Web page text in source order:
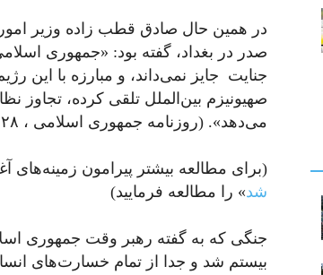
در همین حال صادق قطب زاده وزیر
صدر در بغداد، گفته بود: «جمهوری
جنایت جایز نمی‌داند، و مبارزه با این
صهیونیزم بین‌الملل تلقی کرده،
می‌دهد». (روزنامه جمهوری اسلامی ، ۲۸ فروردین ۱۳۵۹)
(برای مطالعه بیشتر پیرامون زمینه‌های
شد» را مطالعه فرمایید)
جنگی که به گفته رهبر وقت جمهوری
بیستم شد و جدا از تمام خسارت‌های